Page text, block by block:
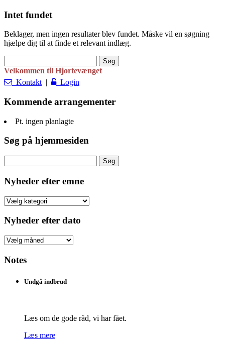
Intet fundet
Beklager, men ingen resultater blev fundet. Måske vil en søgning
hjælpe dig til at finde et relevant indlæg.
efter:
Velkommen til Hjortevænget
Kontakt | Login
Kommende arrangementer
Pt. ingen planlagte
Søg på hjemmesiden
efter:
Nyheder efter emne
Nyheder
emne
Nyheder efter dato
Nyheder
dato
Notes
Undgå indbrud
Læs om de gode råd, vi har fået.
Læs mere